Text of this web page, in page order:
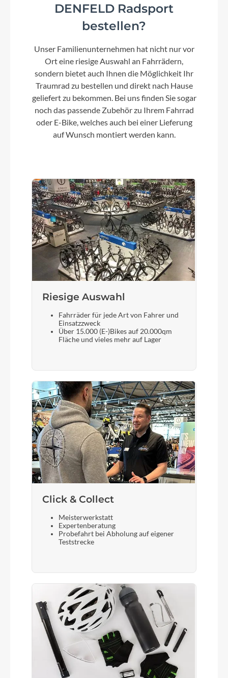
Rahmenmaterial
Aluminium
Kurbelgarnitur
Samox EC40
Lenker
Ergotec Ergo XXL, 700 mm, 16°, 30 mm
Frosty Sage Gloss
Motor
Bosch Performance Line CX 25/75Nm
Rücklicht
Flyer RL-1
Shimano Deore HB-M6010BX CL, 32h
32 kg
Scheinwerfer
Herrmans MR8
Akku
Bosch PowerTube 750
Nabenritzel
Gates CDX Rear Sprocket, 32T
Gepäckträger
Flyer Versatile Rack, MonkeyLoad, inkl.
Federklappe
Schalthebel
Shimano SL-C7000-5, 5 speed
DENFELD Radsport
bestellen?
Unser Familienunternehmen hat nicht nur vor
Ort eine riesige Auswahl an Fahrrädern,
sondern bietet auch Ihnen die Möglichkeit Ihr
Traumrad zu bestellen und direkt nach Hause
geliefert zu bekommen. Bei uns finden Sie sogar
noch das passende Zubehör zu Ihrem Fahrrad
oder E-Bike, welches auch bei einer Lieferung
auf Wunsch montiert werden kann.
Riesige Auswahl
Fahrräder für jede Art von Fahrer und
Einsatzzweck
Über 15.000 (E-)Bikes auf 20.000qm
Fläche und vieles mehr auf Lager
Click & Collect
Meisterwerkstatt
Expertenberatung
Probefahrt bei Abholung auf eigener
Teststrecke